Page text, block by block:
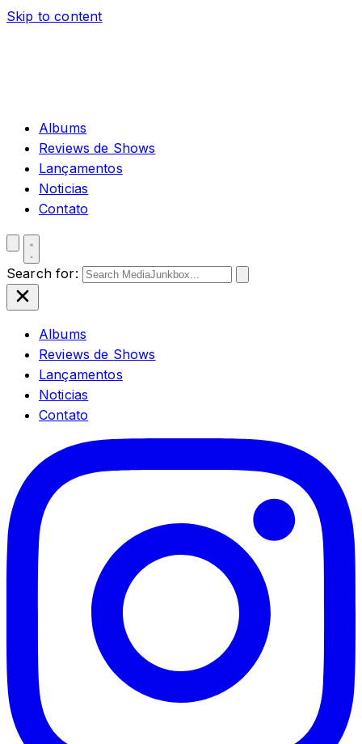
Skip to content
Albums
Reviews de Shows
Lançamentos
Noticias
Contato
Search for:
Albums
Reviews de Shows
Lançamentos
Noticias
Contato